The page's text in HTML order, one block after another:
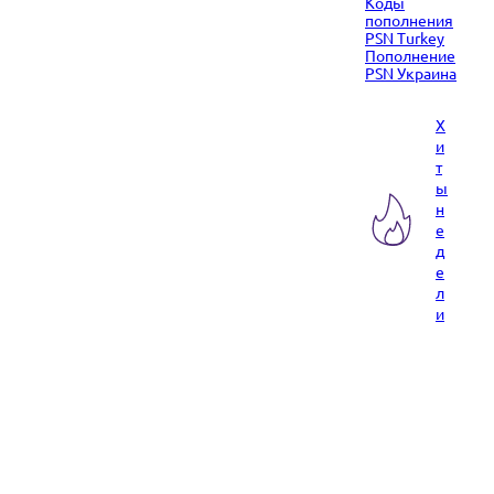
пополнения
PSN Turkey
Пополнение
PSN Украина
Х
и
т
ы
н
е
д
е
л
и